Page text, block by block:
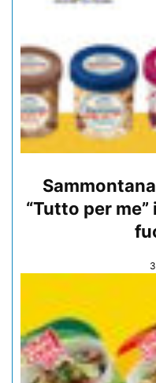
“Tutto per